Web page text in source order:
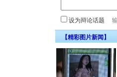
设为辩论话题
【精彩图片新闻】